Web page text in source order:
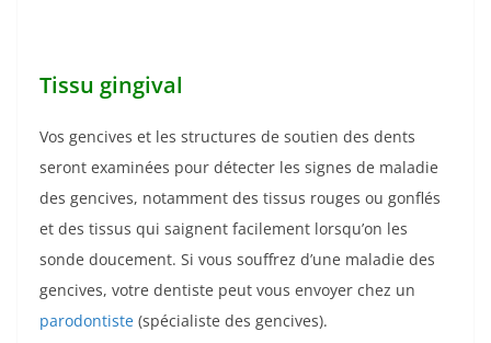
Tissu gingival
Vos gencives et les structures de soutien des dents
seront examinées pour détecter les signes de maladie
des gencives, notamment des tissus rouges ou gonflés
et des tissus qui saignent facilement lorsqu’on les
sonde doucement. Si vous souffrez d’une maladie des
gencives, votre dentiste peut vous envoyer chez un
parodontiste (spécialiste des gencives).